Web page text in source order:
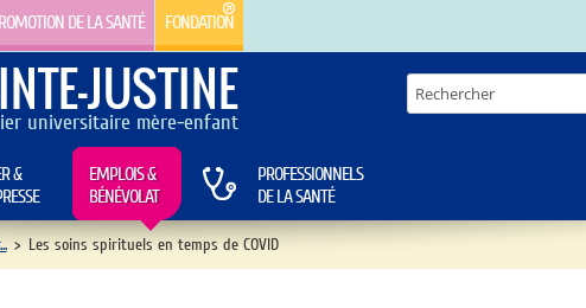
DE LA SANTÉ FONDATION
JUSTINE
universitaire mère-enfant
&
EMPLOIS &
BÉNÉVOLAT
PROFESSIONNELS
DE LA SANTÉ
> Les soins spirituels en temps de COVID